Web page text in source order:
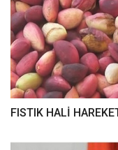
FISTIK HALİ